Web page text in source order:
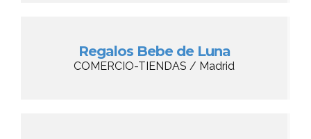
Regalos Bebe de Luna
COMERCIO-TIENDAS / Madrid